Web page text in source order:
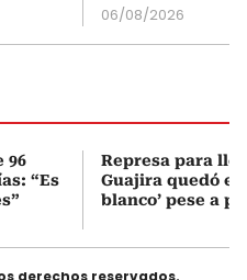
06/08/2026
96
“Es
Represa para
Guajira quedó en
blanco’ pese a